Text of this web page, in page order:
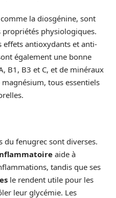
la diosgénine, sont
propriétés physiologiques.
effets antioxydants et anti-
également une bonne
B1, B3 et C, et de minéraux
tous essentiels
du fenugrec sont diverses.
aide à
tandis que ses
le rendent utile pour les
leur glycémie. Les